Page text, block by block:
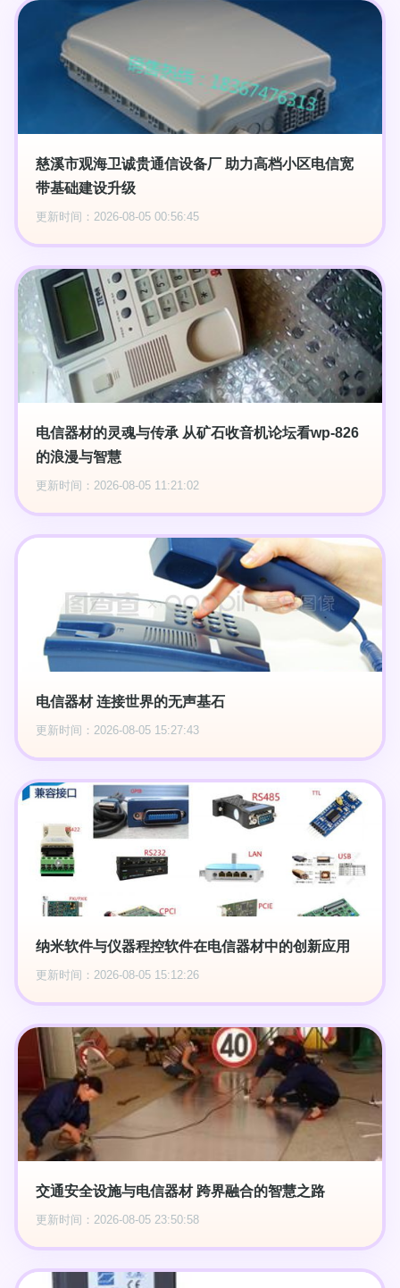
慈溪市观海卫诚贵通信设备厂 助力高档小区电信宽
带基础建设升级
更新时间：2026-08-05 00:56:45
电信器材的灵魂与传承 从矿石收音机论坛看wp-826
的浪漫与智慧
更新时间：2026-08-05 11:21:02
电信器材 连接世界的无声基石
更新时间：2026-08-05 15:27:43
纳米软件与仪器程控软件在电信器材中的创新应用
更新时间：2026-08-05 15:12:26
交通安全设施与电信器材 跨界融合的智慧之路
更新时间：2026-08-05 23:50:58